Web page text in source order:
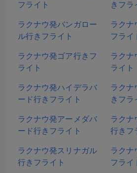
フライト
きフラ
ラクナウ発バンガロー
ル行きフライト
ラクナ
フライ
ラクナウ発ゴア行きフ
ライト
ラクナ
ライト
ラクナウ発ハイデラバ
ード行きフライト
ラクナ
きフラ
ラクナウ発アーメダバ
ード行きフライト
ラクナ
行きフ
ラクナウ発スリナガル
行きフライト
ラクナ
フライ